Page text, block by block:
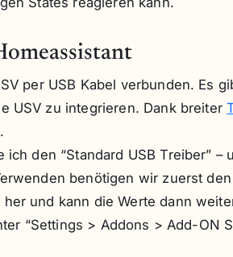
per USB Kabel verbunden. Es
USV zu integrieren. Dank breiter
ich den “Standard USB Treiber” –
benötigen wir zuerst
und kann die Werte dann
“Settings > Addons > Add-ON